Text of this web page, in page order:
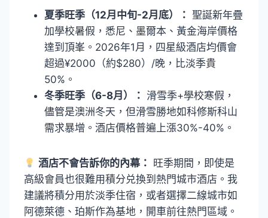
夏季旺季（12月中旬-2月底）： 聖誕新年疊
加學校暑假，悉尼、墨爾本、黃金海岸價格
達到頂峯。2026年1月，四星級酒店均價會
超過¥2000（約$280）/晚，比淡季貴
50%。
冬季旺季（6-8月）： 滑雪季+學校寒假，
儘管是澳洲冬天，但滑雪勝地如科修斯科山
需求暴增。酒店價格普遍上漲30%-40%。
酒店不會告訴你的內幕： 旺季期間，即使是
高級會員也很難用積分兑換到熱門城市酒店。我
建議將積分用於淡季住宿，或者選擇二線城市如
阿德萊德、珀斯作為基地，開車前往熱門區域。